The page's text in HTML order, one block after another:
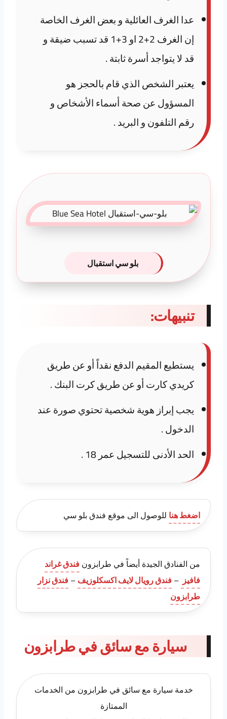
عدا الغرف العائلية و بعض الغرف الخاصة
إن الغرف 2+2 او 3+1 قد تسبب ضيقة و
قد لا يتواجد أسرة ثابتة .
يعتبر الشخص الذي قام بالحجز هو
المسؤول عن صحة أسماء الأشخاص و
رقم التلفون و البريد .
بلو سي استقبال
تنبيهات:
يستطيع المقيم الدفع نقداً أو عن طريق
كريدي كارت أو عن طريق كرت البنك .
يجب إبراز هوية شخصية تحتوي صورة عند
الدخول .
الحد الأدنى للتسجيل عمر 18 .
اضغط هنا للوصول الى موقع فندق بلو سي
من الفنادق الجيدة أيضاً في طرابزونفندق غراند
فافيز –فندق رويال لايف اكسكلوزيف –فندق نزار
طرابزون
سيارة مع سائق في طرابزون
خدمة سيارة مع سائق في طرابزون من الخدمات
الممتازة